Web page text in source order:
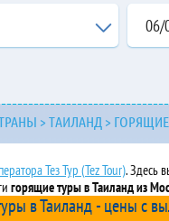
> ТАИЛАНД >
Тез Тур (Tez Tour). Здесь
горящие туры в Таиланд из
в Таиланд - цены с